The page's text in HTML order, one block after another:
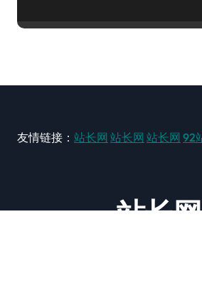
友情链接： 站长网 站长网 站长网 92
站长网